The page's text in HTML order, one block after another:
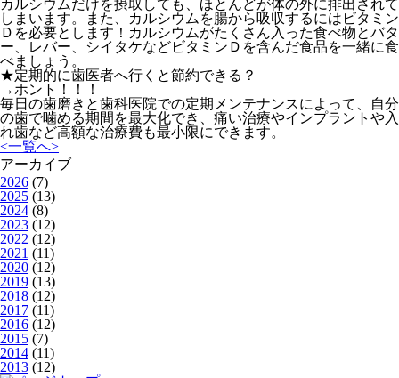
カルシウムだけを摂取しても、ほとんどが体の外に排出されて
しまいます。また、カルシウムを腸から吸収するにはビタミン
Ｄを必要とします！カルシウムがたくさん入った食べ物とバタ
ー、レバー、シイタケなどビタミンＤを含んだ食品を一緒に食
べましょう。
★定期的に歯医者へ行くと節約できる？
→ホント！！！
毎日の歯磨きと歯科医院での定期メンテナンスによって、自分
の歯で噛める期間を最大化でき、痛い治療やインプラントや入
れ歯など高額な治療費も最小限にできます。
<一覧へ>
アーカイブ
2026 (7)
2025 (13)
2024 (8)
2023 (12)
2022 (12)
2021 (11)
2020 (12)
2019 (13)
2018 (12)
2017 (11)
2016 (12)
2015 (7)
2014 (11)
2013 (12)